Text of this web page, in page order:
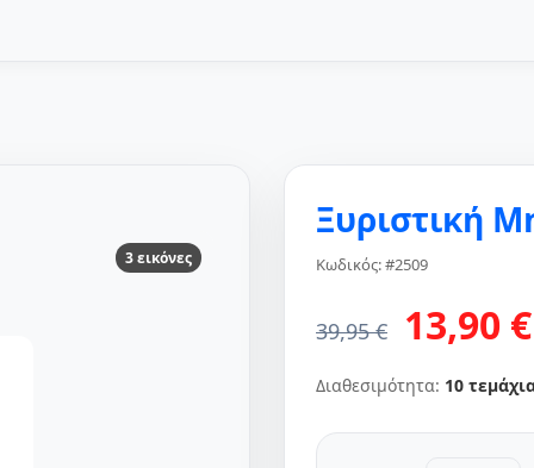
3 εικόνες
Ξυριστική
Κωδικός: #2509
39,95 € 13,90 €
Διαθεσιμότητα: 10